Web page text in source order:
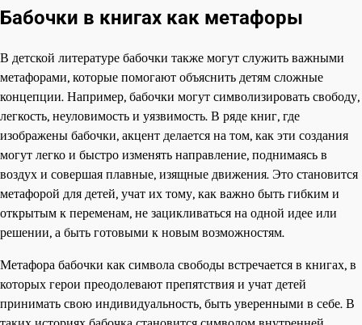
Бабочки в книгах как метафоры
В детской литературе бабочки также могут служить важными
метафорами, которые помогают объяснить детям сложные
концепции. Например, бабочки могут символизировать свободу,
легкость, неуловимость и уязвимость. В ряде книг, где
изображены бабочки, акцент делается на том, как эти создания
могут легко и быстро изменять направление, поднимаясь в
воздух и совершая плавные, изящные движения. Это становится
метафорой для детей, учат их тому, как важно быть гибким и
открытым к переменам, не зацикливаться на одной идее или
решении, а быть готовыми к новым возможностям.
Метафора бабочки как символа свободы встречается в книгах, в
которых герои преодолевают препятствия и учат детей
принимать свою индивидуальность, быть уверенными в себе. В